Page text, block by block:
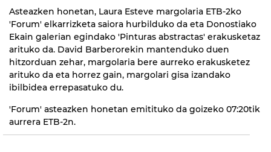
Asteazken honetan, Laura Esteve margolaria ETB-2ko
'Forum' elkarrizketa saiora hurbilduko da eta Donostiako
Ekain galerian egindako 'Pinturas abstractas' erakusketaz
arituko da. David Barberorekin mantenduko duen
hitzorduan zehar, margolaria bere aurreko erakusketez
arituko da eta horrez gain, margolari gisa izandako
ibilbidea errepasatuko du.
'Forum' asteazken honetan emitituko da goizeko 07:20tik
aurrera ETB-2n.